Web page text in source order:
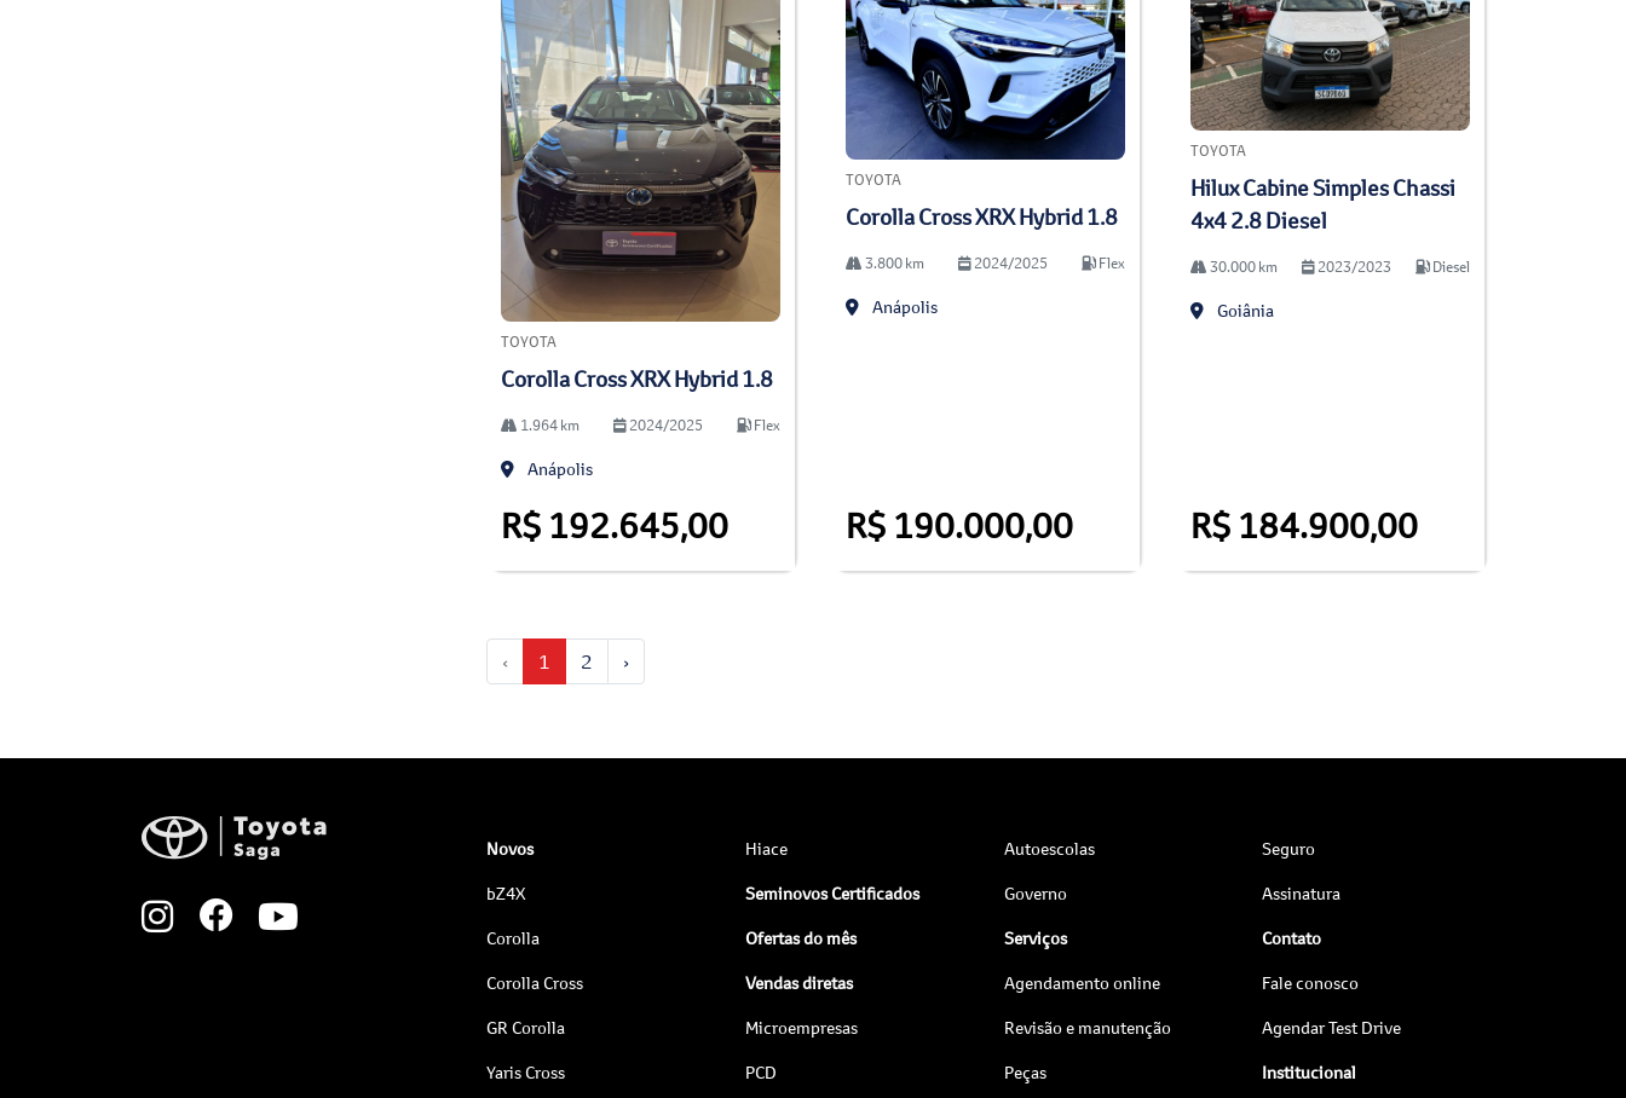
TOYOTA
Corolla Cross XRX Hybrid 1.8
1.964 km 2024/2025 Flex
Anápolis
R$ 192.645,00
TOYOTA
Corolla Cross XRX Hybrid 1.8
3.800 km 2024/2025 Flex
Anápolis
R$ 190.000,00
TOYOTA
Hilux Cabine Simples Chassi
4x4 2.8 Diesel
30.000 km 2023/2023 Diesel
Goiânia
R$ 184.900,00
‹ 1 2 ›
Novos
bZ4X
Corolla
Corolla Cross
GR Corolla
Yaris Cross
Hiace
Seminovos Certificados
Ofertas do mês
Vendas diretas
Microempresas
PCD
Autoescolas
Governo
Serviços
Agendamento online
Revisão e manutenção
Peças
Seguro
Assinatura
Contato
Fale conosco
Agendar Test Drive
Institucional